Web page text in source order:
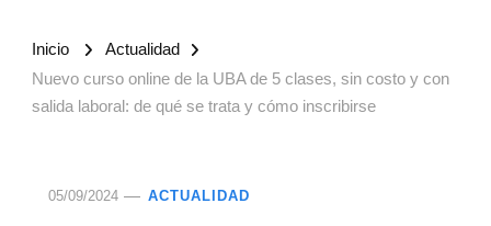
Inicio
Actualidad
Nuevo curso online de la UBA de 5 clases, sin costo y con
salida laboral: de qué se trata y cómo inscribirse
05/09/2024 ACTUALIDAD